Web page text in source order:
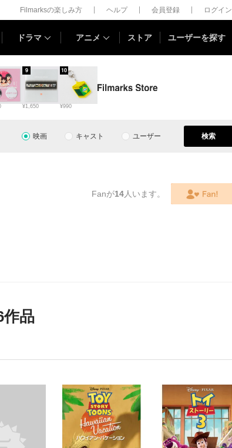
Filmarksの楽しみ方 ヘルプ 会員登録 ログイン
ドラマ アニメ ストア ユーザーを探す
¥1,650
9
¥990
10
映画 キャスト ユーザー 検索
Fanが14人います。
作品